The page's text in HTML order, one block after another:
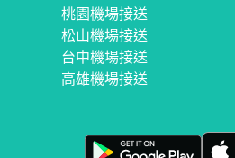
桃園機場接送
松山機場接送
台中機場接送
高雄機場接送